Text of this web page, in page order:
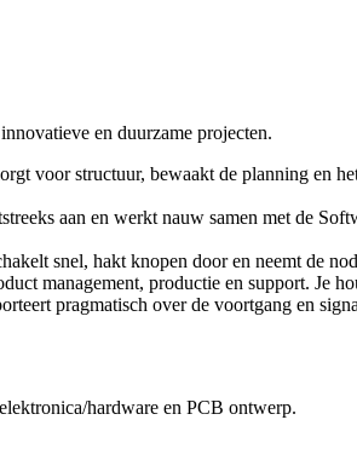
en duurzame projecten.
voor structuur, bewaakt de planning en
aan en werkt nauw samen met de
snel, hakt knopen door en neemt de
management, productie en support. Je
pragmatisch over de voortgang en
hardware en PCB ontwerp.